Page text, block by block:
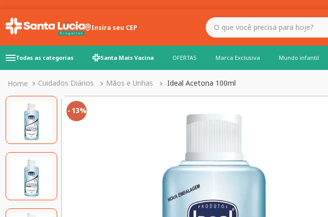
Insira seu CEP
O que você precisa para hoje?
Todas as categorias Santa Mais Vacina OFERTAS Marca Exclusiva Mundo infantil
Cuidados Diários Mãos e Unhas Ideal Acetona 100ml
13%